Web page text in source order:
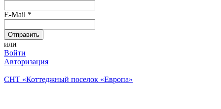
E-Mail *
или
Войти
Авторизация
СНТ «Коттеджный поселок «Европа»